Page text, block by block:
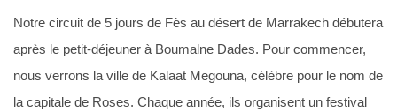
Notre circuit de 5 jours de Fès au désert de Marrakech débutera
après le petit-déjeuner à Boumalne Dades. Pour commencer,
nous verrons la ville de Kalaat Megouna, célèbre pour le nom de
la capitale de Roses. Chaque année, ils organisent un festival